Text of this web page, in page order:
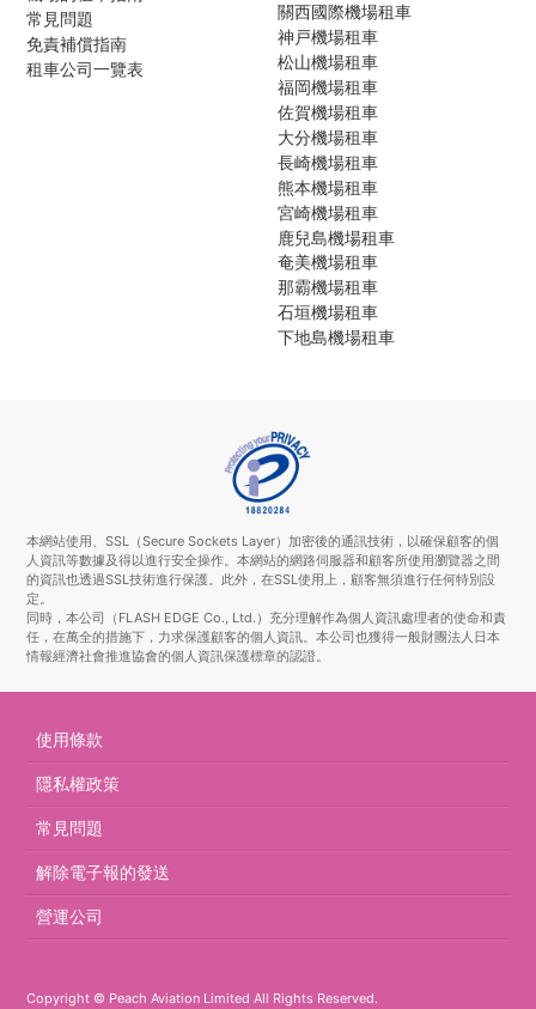
常見問題
免責補償指南
租車公司一覽表
關西國際機場租車
神戸機場租車
松山機場租車
福岡機場租車
佐賀機場租車
大分機場租車
長崎機場租車
熊本機場租車
宮崎機場租車
鹿兒島機場租車
奄美機場租車
那霸機場租車
石垣機場租車
下地島機場租車
本網站使用、SSL（Secure Sockets Layer）加密後的通訊技術，以確保顧客的個
人資訊等數據及得以進行安全操作。本網站的網路伺服器和顧客所使用瀏覽器之間
的資訊也透過SSL技術進行保護。此外，在SSL使用上，顧客無須進行任何特別設
定。
同時，本公司（FLASH EDGE Co., Ltd.）充分理解作為個人資訊處理者的使命和責
任，在萬全的措施下，力求保護顧客的個人資訊。本公司也獲得一般財團法人日本
情報經濟社會推進協會的個人資訊保護標章的認證。
使用條款
隱私權政策
常見問題
解除電子報的發送
營運公司
Copyright © Peach Aviation Limited All Rights Reserved.